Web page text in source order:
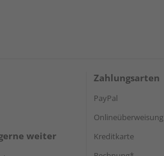
weiter
Zahlungsarten
PayPal
Onlineüberweisung
Kreditkarte